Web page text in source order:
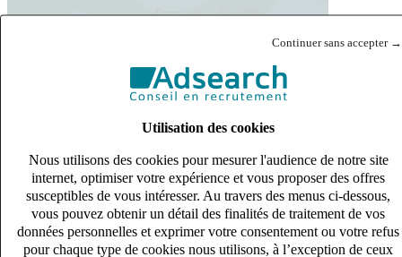
Continuer sans accepter →
Utilisation des cookies
Nous utilisons des cookies pour mesurer l'audience de notre site
internet, optimiser votre expérience et vous proposer des offres
susceptibles de vous intéresser. Au travers des menus ci-dessous,
vous pouvez obtenir un détail des finalités de traitement de vos
données personnelles et exprimer votre consentement ou votre refus
pour chaque type de cookies nous utilisons, à l’exception de ceux
Français English
s'adapter à vos besoin en recrutement
10 univers
connaître votre secteur et ses enjeux
12 bureaux en France
proximité avec nos clients et nos talents